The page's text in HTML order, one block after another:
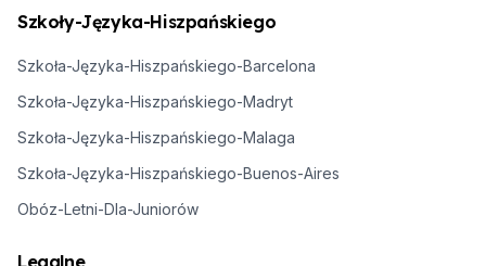
Szkoły-Języka-Hiszpańskiego
Szkoła-Języka-Hiszpańskiego-Barcelona
Szkoła-Języka-Hiszpańskiego-Madryt
Szkoła-Języka-Hiszpańskiego-Malaga
Szkoła-Języka-Hiszpańskiego-Buenos-Aires
Obóz-Letni-Dla-Juniorów
Legalne